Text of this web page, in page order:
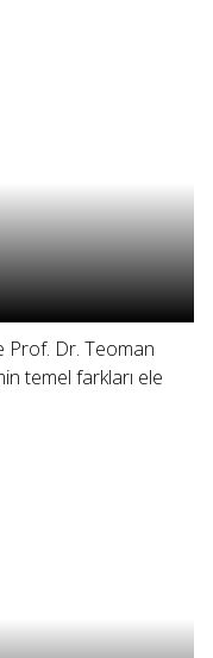
Prof. Dr. Teoman
temel farkları ele